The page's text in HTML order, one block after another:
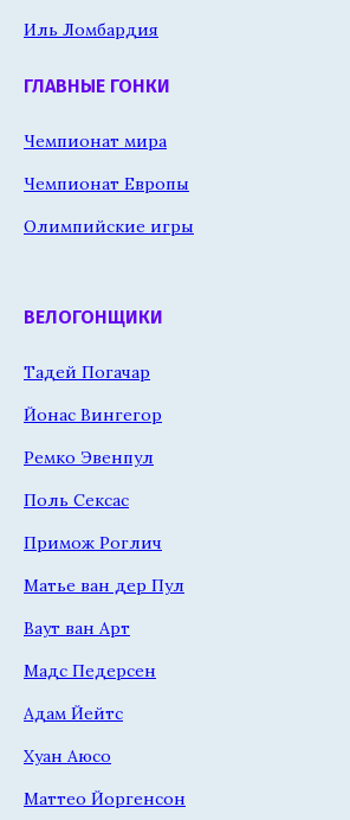
Иль Ломбардия
ГЛАВНЫЕ ГОНКИ
Чемпионат мира
Чемпионат Европы
Олимпийские игры
ВЕЛОГОНЩИКИ
Тадей Погачар
Йонас Вингегор
Ремко Эвенпул
Поль Сексас
Примож Роглич
Матье ван дер Пул
Ваут ван Арт
Мадс Педерсен
Адам Йейтс
Хуан Аюсо
Маттео Йоргенсон